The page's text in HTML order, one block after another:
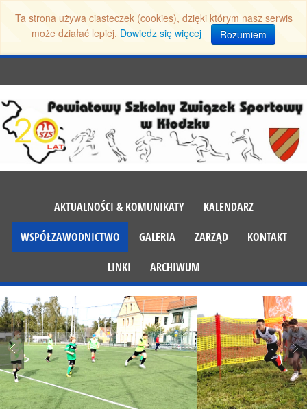
Ta strona używa ciasteczek (cookies), dzięki którym nasz serwis
może działać lepiej. Dowiedz się więcej Rozumiem
AKTUALNOŚCI & KOMUNIKATY
KALENDARZ
WSPÓŁZAWODNICTWO
GALERIA ZARZĄD
KONTAKT
LINKI
ARCHIWUM